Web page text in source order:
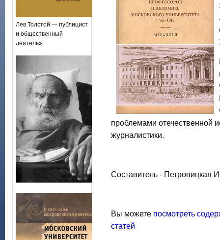
Лев Толстой — публицист
и общественный
деятель»
проблемами отечественной
журналистики.
Составитель - Петровицкая
Вы можете посмотреть
статей